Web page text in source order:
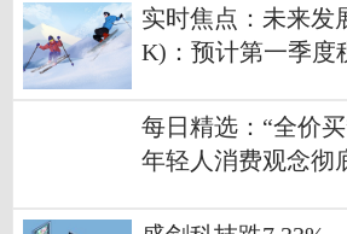
实时焦点：未来发
K)：预计第一季度
每日精选：“全价买
年轻人消费观念彻